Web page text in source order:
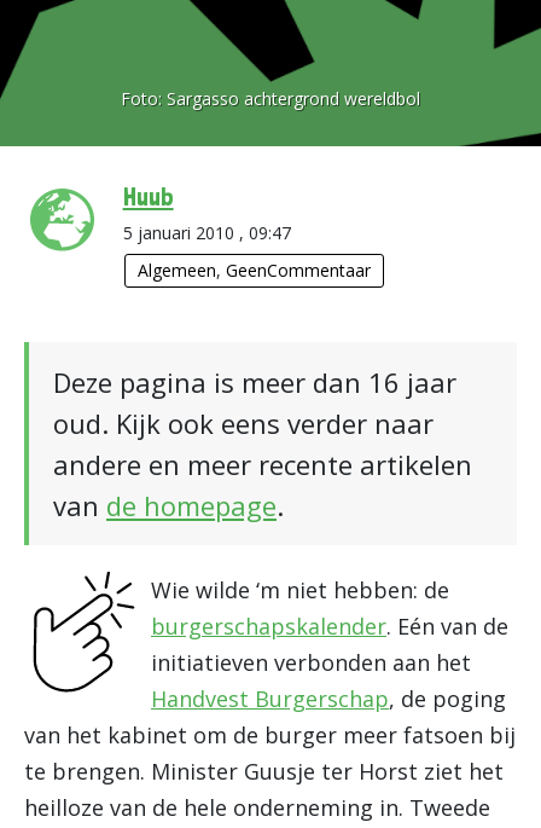
Foto: Sargasso achtergrond wereldbol
Huub
5 januari 2010 , 09:47
Algemeen, GeenCommentaar
Deze pagina is meer dan 16 jaar
oud. Kijk ook eens verder naar
andere en meer recente artikelen
van de homepage.
Wie wilde ‘m niet hebben: de
burgerschapskalender. Eén van de
initiatieven verbonden aan het
Handvest Burgerschap, de poging
van het kabinet om de burger meer fatsoen bij
te brengen. Minister Guusje ter Horst ziet het
heilloze van de hele onderneming in. Tweede